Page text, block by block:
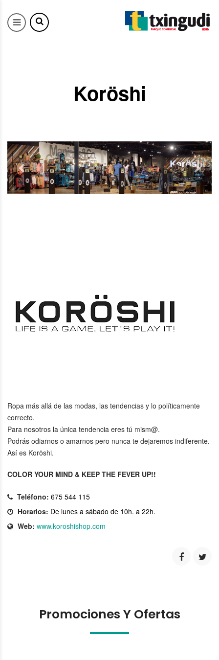
Koröshi
Previous Next
Ropa más allá de las modas, las tendencias y lo políticamente
correcto.
Para nosotros la única tendencia eres tú mism@.
Podrás odiarnos o amarnos pero nunca te dejaremos indiferente.
Así es Koröshi.
COLOR YOUR MIND & KEEP THE FEVER UP!!
Teléfono: 675 544 115
Horarios: De lunes a sábado de 10h. a 22h.
Web: www.koroshishop.com
Promociones Y Ofertas